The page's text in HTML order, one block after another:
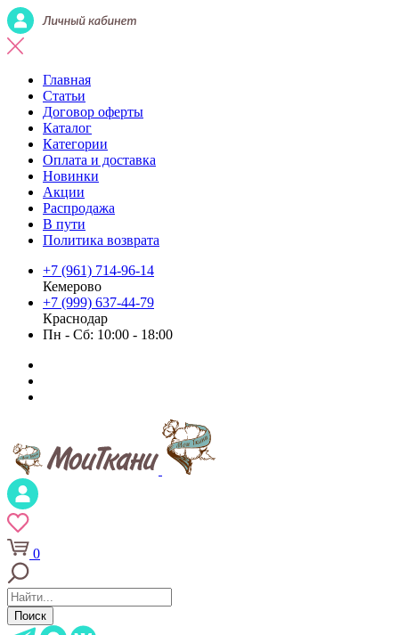
Главная
Статьи
Договор оферты
Каталог
Категории
Оплата и доставка
Новинки
Акции
Распродажа
В пути
Политика возврата
+7 (961) 714-96-14
Кемерово
+7 (999) 637-44-79
Краснодар
Пн - Сб: 10:00 - 18:00
0
Поиск